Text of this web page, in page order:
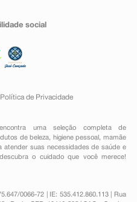
social
Política de Privacidade
uma seleção completa de
de beleza, higiene pessoal ,mamãe
atender suas necessidades de saúde e
o cuidado que você merece!
0066-72 | IE: 535.412.860.113 | Rua